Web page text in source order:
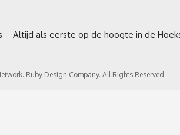
Ruby Design Company. All Rights Reserved.